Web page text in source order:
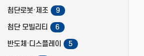
첨단로봇·제조
9
첨단 모빌리티
6
반도체·디스플레이
5